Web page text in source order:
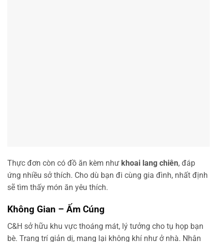
Thực đơn còn có đồ ăn kèm như khoai lang chiên, đáp
ứng nhiều sở thích. Cho dù bạn đi cùng gia đình, nhất định
sẽ tìm thấy món ăn yêu thích.
Không Gian – Ấm Cúng
C&H sở hữu khu vực thoáng mát, lý tưởng cho tụ họp bạn
bè. Trang trí giản dị, mang lại không khí như ở nhà. Nhân